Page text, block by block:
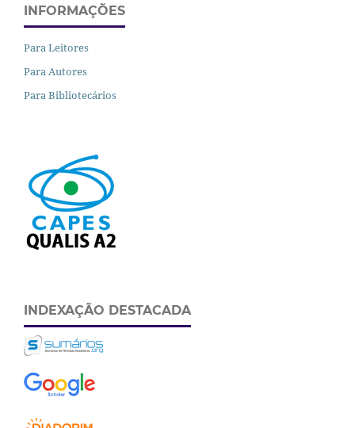
INFORMAÇÕES
Para Leitores
Para Autores
Para Bibliotecários
INDEXAÇÃO DESTACADA